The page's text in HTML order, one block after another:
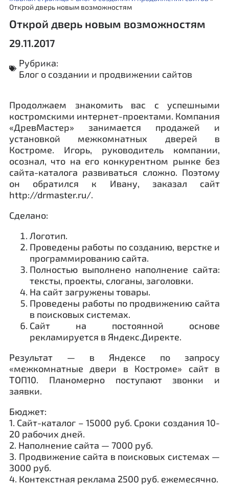
Открой дверь новым возможностям
Открой дверь новым возможностям
29.11.2017
Рубрика:
Блог о создании и продвижении сайтов
Продолжаем знакомить вас с успешными
костромскими интернет-проектами. Компания
«ДревМастер» занимается продажей и
установкой межкомнатных дверей в
Костроме. Игорь, руководитель компании,
осознал, что на его конкурентном рынке без
сайта-каталога развиваться сложно. Поэтому
он обратился к Ивану, заказал сайт
http://drmaster.ru/.
Сделано:
Логотип.
Проведены работы по созданию, верстке и
программированию сайта.
Полностью выполнено наполнение сайта:
тексты, проекты, слоганы, заголовки.
На сайт загружены товары.
Проведены работы по продвижению сайта
в поисковых системах.
Сайт на постоянной основе
рекламируется в Яндекс.Директе.
Результат — в Яндексе по запросу
«межкомнатные двери в Костроме» сайт в
ТОП10. Планомерно поступают звонки и
заявки.
Бюджет:
1. Сайт-каталог – 15000 руб. Сроки создания 10-
20 рабочих дней.
2. Наполнение сайта — 7000 руб.
3. Продвижение сайта в поисковых системах —
3000 руб.
4. Контекстная реклама 2500 руб. ежемесячно.